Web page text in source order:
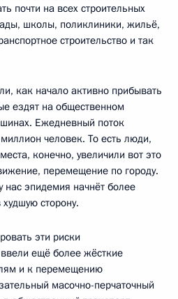
почти на всех строительных
школы, поликлиники, жильё,
строительство и так
как начало активно прибывать
ездят на общественном
Ежедневный поток
человек. То есть люди,
конечно, увеличили вот это
перемещение по городу.
нас эпидемия начнёт более
сторону.
эти риски
ещё более жёсткие
и к перемещению
масочно-перчаточный